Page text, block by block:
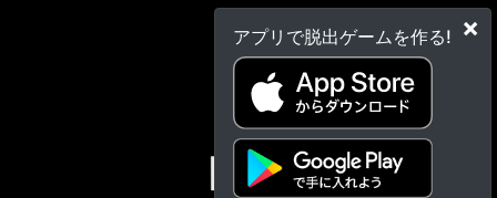
×
アプリで脱出ゲームを作る!